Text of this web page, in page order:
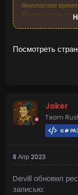
безопасное время
Возможность
(Используется
Посмотреть
Joker
Team
C#
8 Апр 2023
Devill обновил
записью: